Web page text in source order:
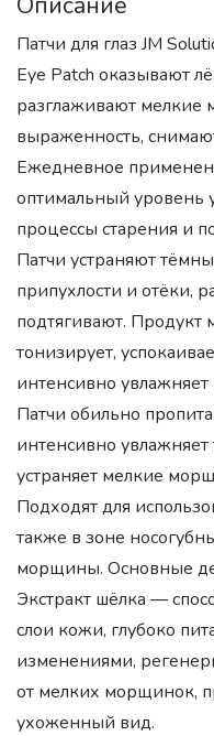
Патчи для глаз JM
Eye Patch оказывают
разглаживают
выраженность,
Ежедневное
оптимальный уровень
процессы старения и
Патчи устраняют
припухлости и отёки,
подтягивают. Продукт
тонизирует,
интенсивно
Патчи обильно
интенсивно
устраняет мелкие
Подходят для
также в зоне
морщины. Основные
Экстракт шёлка —
слои кожи, глубоко
изменениями,
от мелких морщинок,
ухоженный вид.